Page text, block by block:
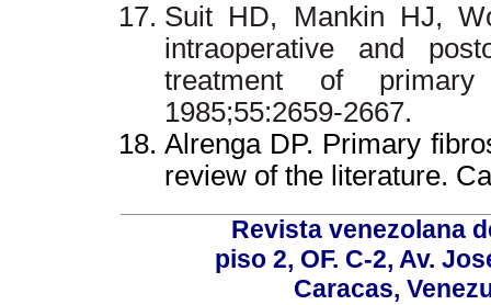
Suit HD, Mankin HJ,
intraoperative and
treatment of
1985;55:2659-2667.
Alrenga DP. Primary
review of the literature.
Revista venezolana
piso 2, OF. C-2, Av.
Caracas,